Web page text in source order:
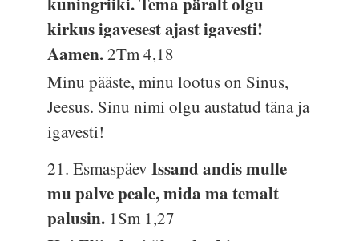
kirkus igavesest ajast igavesti!
Aamen.2Tm 4,18
Minu pääste, minu lootus on Sinus,
Jeesus. Sinu nimi olgu austatud täna ja
igavesti!
21. EsmaspäevIssand andis mulle
mu palve peale, mida ma temalt
palusin. 1Sm 1,27